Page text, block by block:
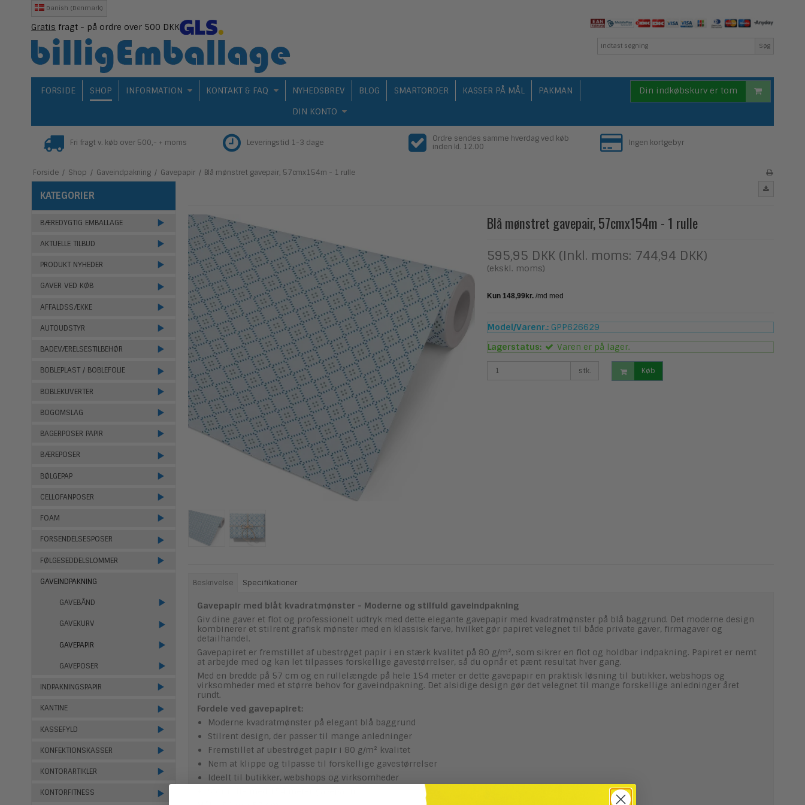
Danish (Denmark)
Gratis fragt - på ordre over 500 DKK
Søg
FORSIDE SHOP INFORMATION KONTAKT & FAQ NYHEDSBREV BLOG SMARTORDER KASSER PÅ MÅL
PAKMAN
DIN KONTO
Din indkøbskurv er tom
Fri fragt v. køb over 500,- + moms Leveringstid 1-3 dage
Ordre sendes samme hverdag ved køb
inden kl. 12.00
Ingen kortgebyr
Forside / Shop / Gaveindpakning / Gavepapir / Blå mønstret gavepair, 57cmx154m - 1 rulle
KATEGORIER
BÆREDYGTIG EMBALLAGE
AKTUELLE TILBUD
PRODUKT NYHEDER
GAVER VED KØB
AFFALDSSÆKKE
AUTOUDSTYR
BADEVÆRELSESTILBEHØR
BOBLEPLAST / BOBLEFOLIE
BOBLEKUVERTER
BOGOMSLAG
BAGERPOSER PAPIR
BÆREPOSER
BØLGEPAP
CELLOFANPOSER
FOAM
FORSENDELSESPOSER
FØLGESEDDELSLOMMER
GAVEINDPAKNING
GAVEBÅND
GAVEKURV
GAVEPAPIR
GAVEPOSER
INDPAKNINGSPAPIR
KANTINE
KASSEFYLD
KONFEKTIONSKASSER
KONTORARTIKLER
KONTORFITNESS
Blå mønstret gavepair, 57cmx154m - 1 rulle
595,95 DKK (Inkl. moms: 744,94 DKK)
(ekskl. moms)
Model/Varenr.: GPP626629
Lagerstatus:
Varen er på lager.
stk. Køb
Beskrivelse Specifikationer
Gavepapir med blåt kvadratmønster - Moderne og stilfuld gaveindpakning
Giv dine gaver et flot og professionelt udtryk med dette elegante gavepapir med kvadratmønster på blå baggrund. Det moderne design
kombinerer et stilrent grafisk mønster med en klassisk farve, hvilket gør papiret velegnet til både private gaver, firmagaver og
detailhandel.
Gavepapiret er fremstillet af ubestrøget papir i en stærk kvalitet på 80 g/m², som sikrer en flot og holdbar indpakning. Papiret er nemt
at arbejde med og kan let tilpasses forskellige gavestørrelser, så du opnår et pænt resultat hver gang.
Med en bredde på 57 cm og en rullelængde på hele 154 meter er dette gavepapir en praktisk løsning til butikker, webshops og
virksomheder med et større behov for gaveindpakning. Det alsidige design gør det velegnet til mange forskellige anledninger året
rundt.
Fordele ved gavepapiret:
Moderne kvadratmønster på elegant blå baggrund
Stilrent design, der passer til mange anledninger
Fremstillet af ubestrøget papir i 80 g/m² kvalitet
Nem at klippe og tilpasse til forskellige gavestørrelser
Ideelt til butikker, webshops og virksomheder